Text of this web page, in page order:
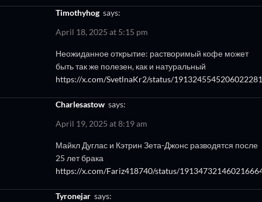
Timothyhog says:
April 18, 2025 at 5:15 pm
Неожиданное открытие: растворимый кофе может
быть так же полезен, как и натуральный
https://x.com/SvetlnaKr2/status/1913245545206022281
Charlesastow says:
April 19, 2025 at 8:19 am
Майкл Дуглас и Кэтрин Зета-Джонс разводятся после
25 лет брака
https://x.com/Fariz418740/status/
Tyronejar says: